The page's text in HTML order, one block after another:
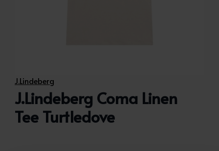
J.Lindeberg
J.Lindeberg Coma Linen
Tee Turtledove